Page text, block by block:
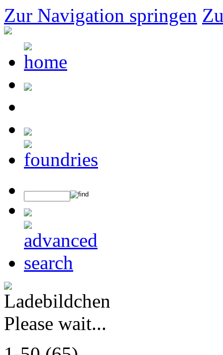
Zur Navigation springen
Please wait...